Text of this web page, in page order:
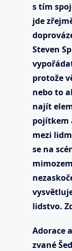
s tím
jde
Steven
protože
nebo to
najít
pojítkem
mezi
se na
lidstvo.
Adorace
zvané